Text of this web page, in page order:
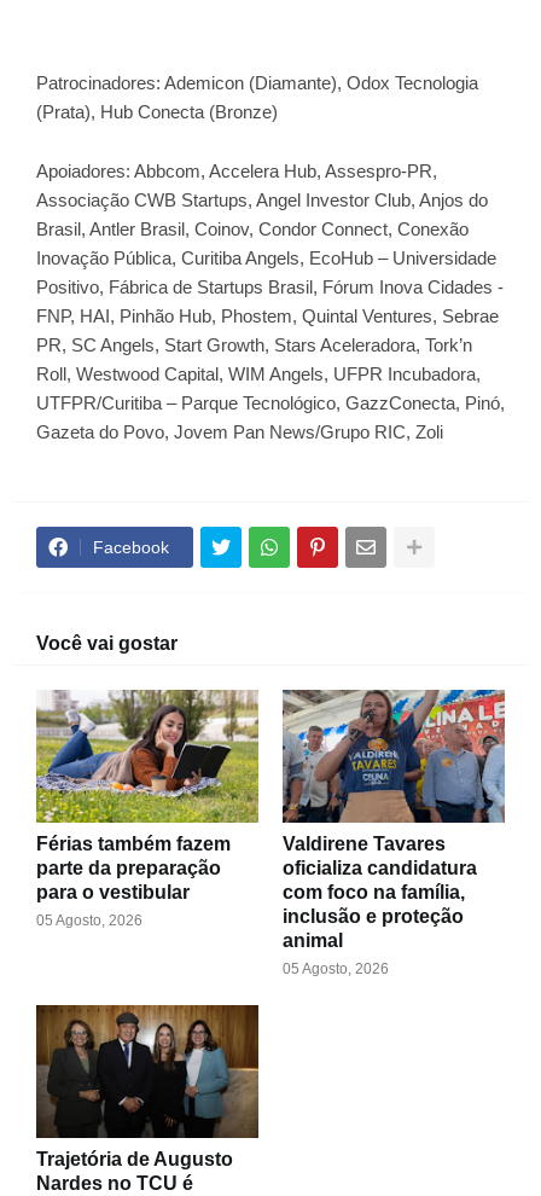
Patrocinadores: Ademicon (Diamante), Odox Tecnologia
(Prata), Hub Conecta (Bronze)
Apoiadores: Abbcom, Accelera Hub, Assespro-PR,
Associação CWB Startups, Angel Investor Club, Anjos do
Brasil, Antler Brasil, Coinov, Condor Connect, Conexão
Inovação Pública, Curitiba Angels, EcoHub – Universidade
Positivo, Fábrica de Startups Brasil, Fórum Inova Cidades -
FNP, HAI, Pinhão Hub, Phostem, Quintal Ventures, Sebrae
PR, SC Angels, Start Growth, Stars Aceleradora, Tork’n
Roll, Westwood Capital, WIM Angels, UFPR Incubadora,
UTFPR/Curitiba – Parque Tecnológico, GazzConecta, Pinó,
Gazeta do Povo, Jovem Pan News/Grupo RIC, Zoli
Facebook
Você vai gostar
Férias também fazem
parte da preparação
para o vestibular
05 Agosto, 2026
Valdirene Tavares
oficializa candidatura
com foco na família,
inclusão e proteção
animal
05 Agosto, 2026
Trajetória de Augusto
Nardes no TCU é